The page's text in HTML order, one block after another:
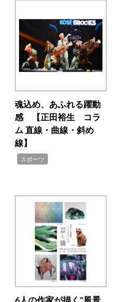
魂込め、あふれる躍動
感 【正田裕生 コラ
ム 直線・曲線・斜め
線】
スポーツ